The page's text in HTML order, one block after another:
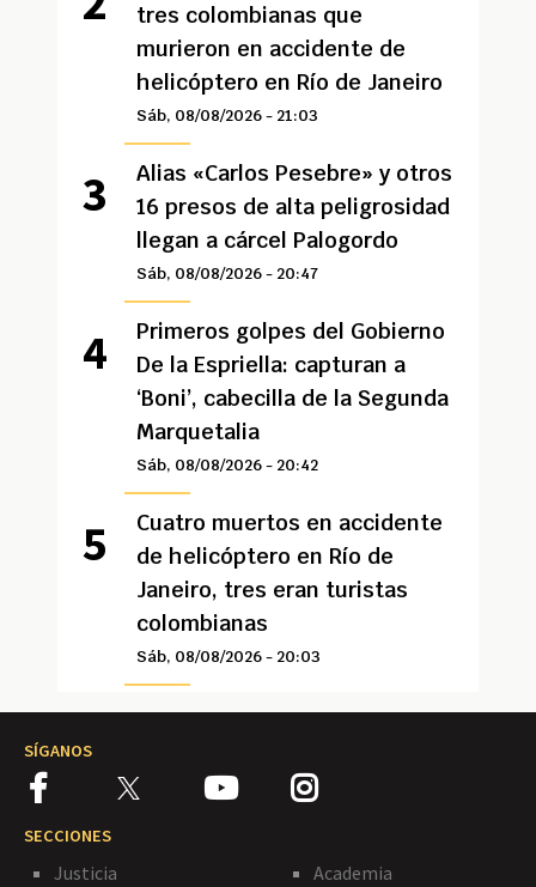
tres colombianas que
murieron en accidente de
helicóptero en Río de Janeiro
Sáb, 08/08/2026 - 21:03
Alias «Carlos Pesebre» y otros
16 presos de alta peligrosidad
llegan a cárcel Palogordo
Sáb, 08/08/2026 - 20:47
Primeros golpes del Gobierno
De la Espriella: capturan a
‘Boni’, cabecilla de la Segunda
Marquetalia
Sáb, 08/08/2026 - 20:42
Cuatro muertos en accidente
de helicóptero en Río de
Janeiro, tres eran turistas
colombianas
Sáb, 08/08/2026 - 20:03
SÍGANOS
SECCIONES
Justicia
Academia